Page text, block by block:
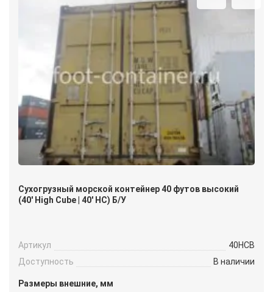
Сухогрузный морской контейнер 40 футов высокий
(40′ High Cube | 40′ HC) Б/У
Артикул
40HCB
Доступность
В наличии
Размеры внешние, мм